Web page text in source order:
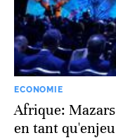
ECONOMIE
Afrique:
en tant